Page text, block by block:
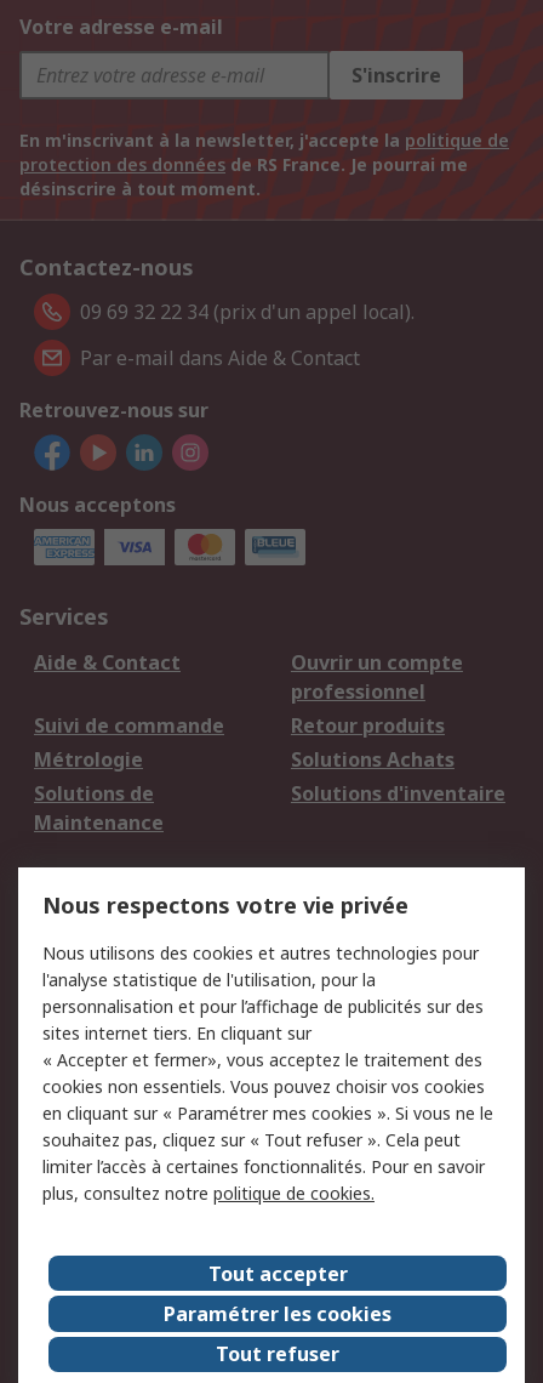
Votre adresse e-mail
S'inscrire
En m'inscrivant à la newsletter, j'accepte la politique de
protection des données de RS France. Je pourrai me
désinscrire à tout moment.
Contactez-nous
09 69 32 22 34 (prix d'un appel local).
Par e-mail dans Aide & Contact
Retrouvez-nous sur
Nous acceptons
Services
Aide & Contact
Ouvrir un compte
professionnel
Suivi de commande
Retour produits
Métrologie
Solutions Achats
Solutions de
Maintenance
Solutions d'inventaire
du site
Politique de protection
des données - Mise à
jour
Sécurité des E-mails
Conditions générales
de vente
Politique anti-
corruption
Campagnes marketing
A propos de RS
A propos de RS France
Evénements
Le groupe RS Group Plc
Presse
RS dans le monde
Démarche RSE
Nous rejoindre
RS Particuliers
Nous respectons votre vie privée
Nous utilisons des cookies et autres technologies pour
l'analyse statistique de l'utilisation, pour la
personnalisation et pour l’affichage de publicités sur des
sites internet tiers. En cliquant sur
« Accepter et fermer», vous acceptez le traitement des
cookies non essentiels. Vous pouvez choisir vos cookies
en cliquant sur « Paramétrer mes cookies ». Si vous ne le
souhaitez pas, cliquez sur « Tout refuser ». Cela peut
limiter l’accès à certaines fonctionnalités. Pour en savoir
plus, consultez notre politique de cookies.
Tout accepter
Paramétrer les cookies
Tout refuser